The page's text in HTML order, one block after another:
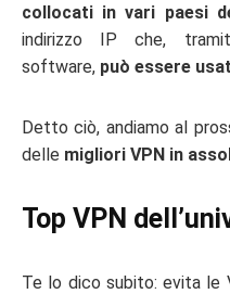
collocati in vari paesi
indirizzo IP che,
software, può essere
Detto ciò, andiamo al
delle migliori VPN in
Top VPN
Te lo dico subito: evita le